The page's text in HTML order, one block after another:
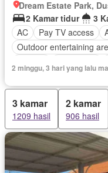
2 Kamar tidur
3
AC
Pay TV access
Outdoor entertaining
Secure parking
Taman
Tangki air
Wifi
Berperabot lengkap
2 minggu, 3 hari yang lalu
3 kamar
1209 hasil
2 kamar
906 hasil